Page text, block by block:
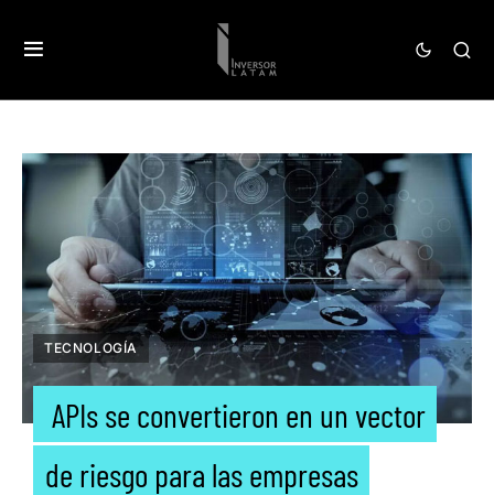
TECNOLOGÍA
APIs se convertieron en un vector
de riesgo para las empresas